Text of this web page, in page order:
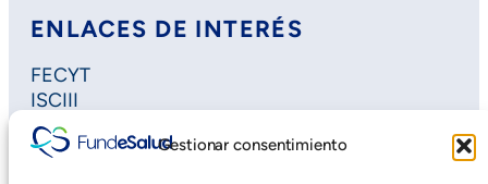
Gestionar consentimiento
ENLACES DE INTERÉS
FECYT
ISCIII
Horizon Europe
Plan Regional de Investigación